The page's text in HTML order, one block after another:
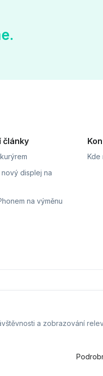
a zobrazování
články
displej na
na výměnu
Kde